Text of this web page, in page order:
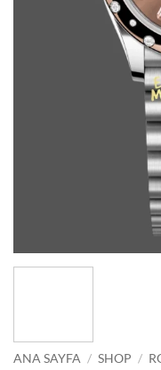
ANA SAYFA / SHOP /